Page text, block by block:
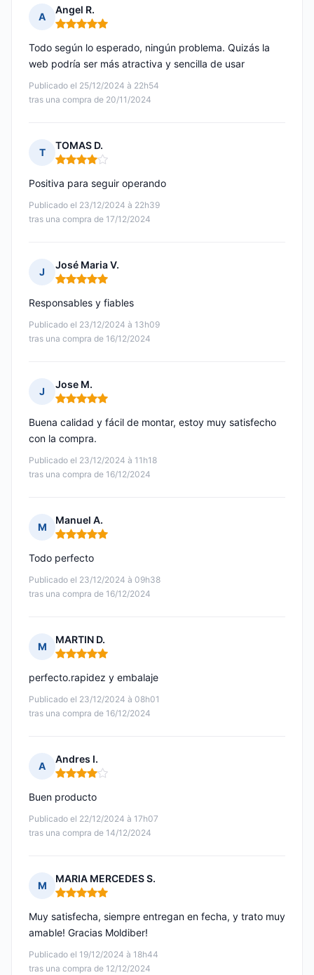
A
Angel R.
Nota: 5 de 5
Publicado el 25/12/2024 à 22h54
tras una compra de 20/11/2024
Todo según lo esperado, ningún problema. Quizás la
web podría ser más atractiva y sencilla de usar
T
TOMAS D.
Nota: 4 de 5
Publicado el 23/12/2024 à 22h39
tras una compra de 17/12/2024
Positiva para seguir operando
J
José Maria V.
Nota: 5 de 5
Publicado el 23/12/2024 à 13h09
tras una compra de 16/12/2024
Responsables y fiables
J
Jose M.
Nota: 5 de 5
Publicado el 23/12/2024 à 11h18
tras una compra de 16/12/2024
Buena calidad y fácil de montar, estoy muy satisfecho
con la compra.
M
Manuel A.
Nota: 5 de 5
Publicado el 23/12/2024 à 09h38
tras una compra de 16/12/2024
Todo perfecto
M
MARTIN D.
Nota: 5 de 5
Publicado el 23/12/2024 à 08h01
tras una compra de 16/12/2024
perfecto.rapidez y embalaje
A
Andres I.
Nota: 4 de 5
Publicado el 22/12/2024 à 17h07
tras una compra de 14/12/2024
Buen producto
M
MARIA MERCEDES S.
Nota: 5 de 5
Publicado el 19/12/2024 à 18h44
tras una compra de 12/12/2024
Muy satisfecha, siempre entregan en fecha, y trato muy
amable! Gracias Moldiber!